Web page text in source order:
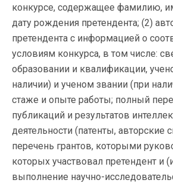
конкурсе, содержащее фамилию,
дату рождения претендента; (2)
претендента с информацией о
условиям конкурса, в том числе:
образовании и квалификации,
наличии) и ученом звании (при
стаже и опыте работы; полный
публикаций и результатов
деятельности (патенты, авторские
перечень грантов, которыми
которых участвовал претендент и
выполнение научно-